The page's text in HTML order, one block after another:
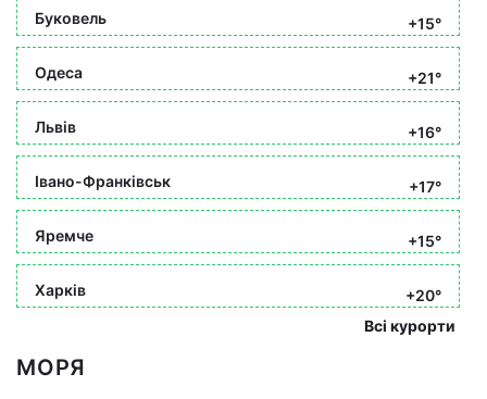
Буковель +15°
Одеса +21°
Львів +16°
Івано-Франківськ +17°
Яремче +15°
Харків
+20°
Всі курорти
МОРЯ